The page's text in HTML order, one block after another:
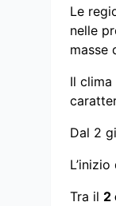
Le
nelle
masse
Il
Dal 2
Tra il 2